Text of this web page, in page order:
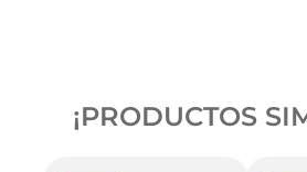
¡PRODUCTOS